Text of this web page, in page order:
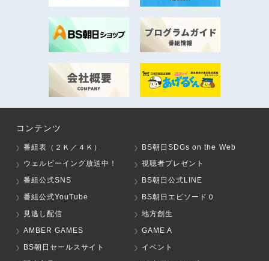
コンテンツ
番組表（２Ｋ／４Ｋ）
BS朝日SDGs on the Web
ウェルビーイング放送中！
視聴者プレゼント
番組公式SNS
BS朝日公式LINE
番組公式YouTube
BS朝日エピソード０
見逃し配信
地方創生
AMBER GAMES
GAME A
BS朝日セールスサイト
イベント